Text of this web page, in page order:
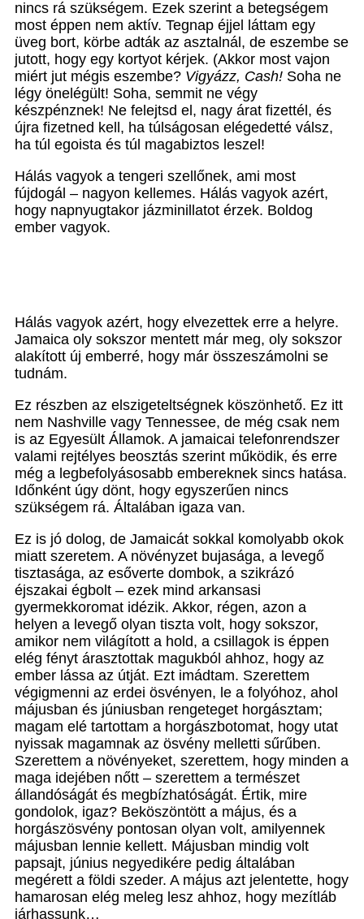
nincs rá szükségem. Ezek szerint a betegségem
most éppen nem aktív. Tegnap éjjel láttam egy
üveg bort, körbe adták az asztalnál, de eszembe se
jutott, hogy egy kortyot kérjek. (Akkor most vajon
miért jut mégis eszembe? Vigyázz, Cash! Soha ne
légy önelégült! Soha, semmit ne végy
készpénznek! Ne felejtsd el, nagy árat fizettél, és
újra fizetned kell, ha túlságosan elégedetté válsz,
ha túl egoista és túl magabiztos leszel!
Hálás vagyok a tengeri szellőnek, ami most
fújdogál – nagyon kellemes. Hálás vagyok azért,
hogy napnyugtakor jázminillatot érzek. Boldog
ember vagyok.
Hálás vagyok azért, hogy elvezettek erre a helyre.
Jamaica oly sokszor mentett már meg, oly sokszor
alakított új emberré, hogy már összeszámolni se
tudnám.
Ez részben az elszigeteltségnek köszönhető. Ez itt
nem Nashville vagy Tennessee, de még csak nem
is az Egyesült Államok. A jamaicai telefonrendszer
valami rejtélyes beosztás szerint működik, és erre
még a legbefolyásosabb embereknek sincs hatása.
Időnként úgy dönt, hogy egyszerűen nincs
szükségem rá. Általában igaza van.
Ez is jó dolog, de Jamaicát sokkal komolyabb okok
miatt szeretem. A növényzet bujasága, a levegő
tisztasága, az esőverte dombok, a szikrázó
éjszakai égbolt – ezek mind arkansasi
gyermekkoromat idézik. Akkor, régen, azon a
helyen a levegő olyan tiszta volt, hogy sokszor,
amikor nem világított a hold, a csillagok is éppen
elég fényt árasztottak magukból ahhoz, hogy az
ember lássa az útját. Ezt imádtam. Szerettem
végigmenni az erdei ösvényen, le a folyóhoz, ahol
májusban és júniusban rengeteget horgásztam;
magam elé tartottam a horgászbotomat, hogy utat
nyissak magamnak az ösvény melletti sűrűben.
Szerettem a növényeket, szerettem, hogy minden a
maga idejében nőtt – szerettem a természet
állandóságát és megbízhatóságát. Értik, mire
gondolok, igaz? Beköszöntött a május, és a
horgászösvény pontosan olyan volt, amilyennek
májusban lennie kellett. Májusban mindig volt
papsajt, június negyedikére pedig általában
megérett a földi szeder. A május azt jelentette, hogy
hamarosan elég meleg lesz ahhoz, hogy mezítláb
járhassunk…